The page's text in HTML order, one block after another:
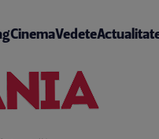
CinemaVedete